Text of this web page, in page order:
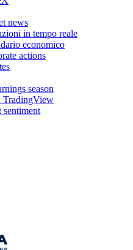
news
in tempo reale
economico
actions
season
TradingView
sentiment